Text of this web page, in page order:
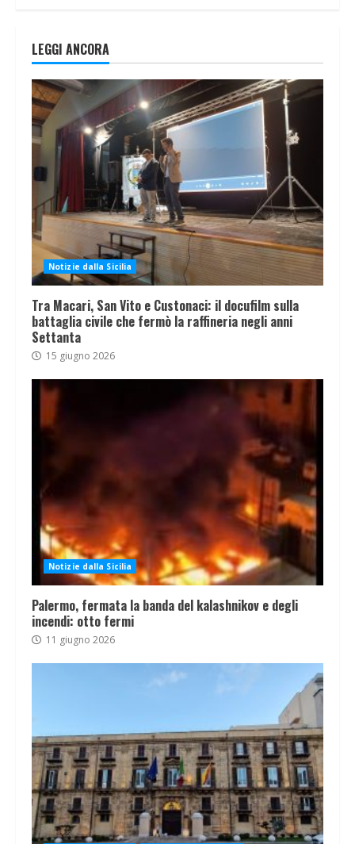
LEGGI ANCORA
Notizie dalla Sicilia
Tra Macari, San Vito e Custonaci: il docufilm sulla
battaglia civile che fermò la raffineria negli anni
Settanta
15 giugno 2026
Notizie dalla Sicilia
Palermo, fermata la banda del kalashnikov e degli
incendi: otto fermi
11 giugno 2026